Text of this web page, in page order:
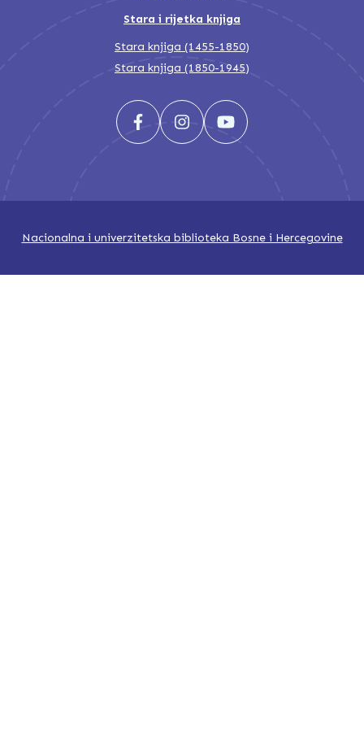
Stara i rijetka knjiga
Stara knjiga (1455-1850)
Stara knjiga (1850-1945)
Nacionalna i univerzitetska biblioteka Bosne i Hercegovine